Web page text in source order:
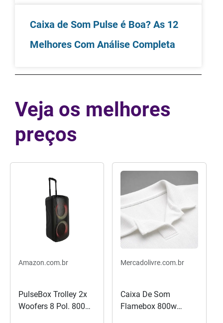
Caixa de Som Pulse é Boa? As 12
Melhores Com Análise Completa
Veja os melhores
preços
Amazon.com.br
PulseBox Trolley 2x
Woofers 8 Pol. 800w
Mercadolivre.com.br
Caixa De Som
Flamebox 800w